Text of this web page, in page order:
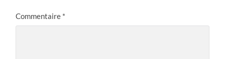
Commentaire *